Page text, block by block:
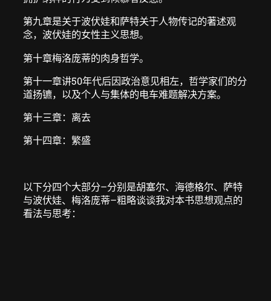
第九章是关于波伏娃和萨特关于人物传记的著述观
念，波伏娃的女性主义思想。
第十章梅洛庞蒂的肉身哲学。
第十一章讲50年代后因政治意见相左，哲学家们的分
道扬镳，以及个人与集体的电车难题解决方案。
第十三章：离去
第十四章：繁盛
以下分四个大部分–分别是胡塞尔、海德格尔、萨特
与波伏娃、梅洛庞蒂–粗略谈谈我对本书思想观点的
看法与思考：